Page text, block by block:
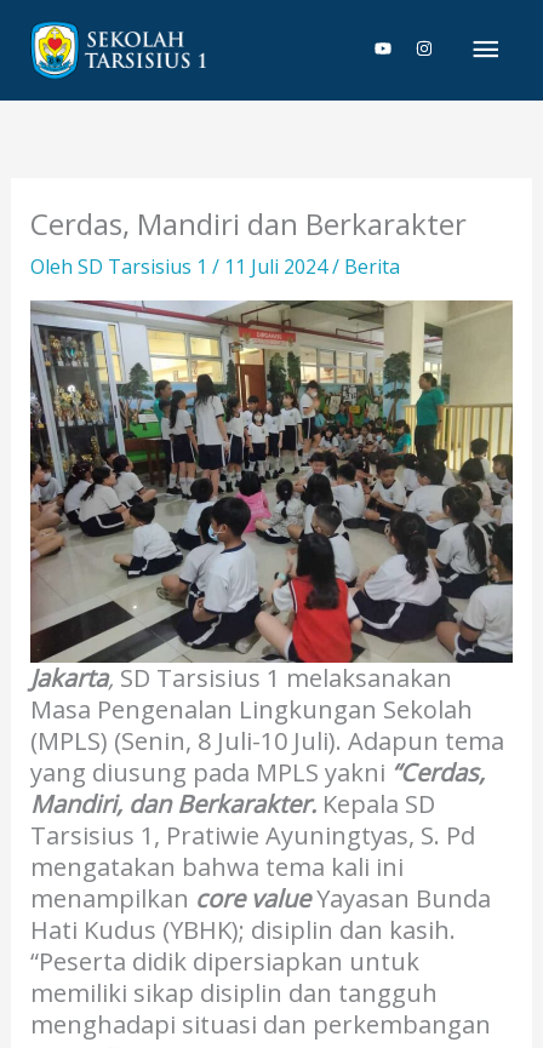
konten
Cerdas, Mandiri dan Berkarakter
Oleh SD Tarsisius 1 / 11 Juli 2024/ Berita
Jakarta, SD Tarsisius 1 melaksanakan
Masa Pengenalan Lingkungan Sekolah
(MPLS) (Senin, 8 Juli-10 Juli). Adapun tema
yang diusung pada MPLS yakni “Cerdas,
Mandiri, dan Berkarakter. Kepala SD
Tarsisius 1, Pratiwie Ayuningtyas, S. Pd
mengatakan bahwa tema kali ini
menampilkan core valueYayasan Bunda
Hati Kudus (YBHK); disiplin dan kasih.
“Peserta didik dipersiapkan untuk
memiliki sikap disiplin dan tangguh
menghadapi situasi dan perkembangan